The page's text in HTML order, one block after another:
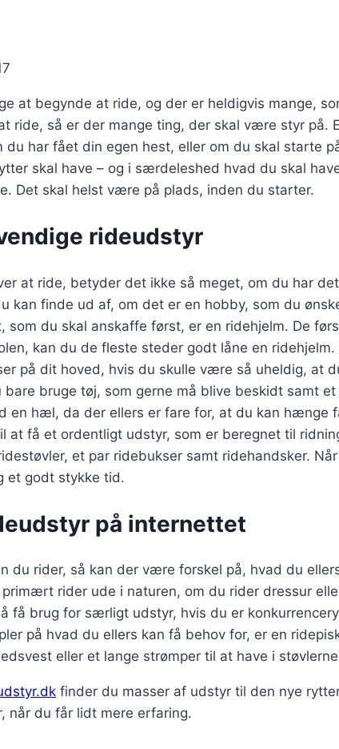
at begynde at ride, og der er heldigvis mange,
ride, så er der mange ting, der skal være styr på.
du har fået din egen hest, eller om du skal starte
skal have – og i særdeleshed hvad du skal
Det skal helst være på plads, inden du starter.
rideudstyr
at ride, betyder det ikke så meget, om du har
kan finde ud af, om det er en hobby, som du
som du skal anskaffe først, er en ridehjelm. De
kan du de fleste steder godt låne en
på dit hoved, hvis du skulle være så uheldig, at
bare bruge tøj, som gerne må blive beskidt samt
en hæl, da der ellers er fare for, at du kan hænge
at få et ordentligt udstyr, som er beregnet til
et par ridebukser samt ridehandsker.
et godt stykke tid.
på internettet
du rider, så kan der være forskel på, hvad du
rider ude i naturen, om du rider dressur
få brug for særligt udstyr, hvis du er
på hvad du ellers kan få behov for, er en
eller et lange strømper til at have i
finder du masser af udstyr til den nye
når du får lidt mere erfaring.